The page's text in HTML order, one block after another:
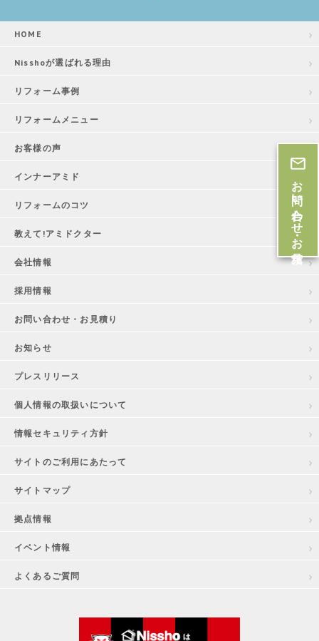
HOME
Nisshoが選ばれる理由
リフォーム事例
リフォームメニュー
お客様の声
インナーアミド
リフォームのコツ
教えて!アミドクター
会社情報
採用情報
お問い合わせ・お見積り
お知らせ
プレスリリース
個人情報の取扱いについて
情報セキュリティ方針
サイトのご利用にあたって
サイトマップ
拠点情報
イベント情報
よくあるご質問
お問い合わせ・お見積